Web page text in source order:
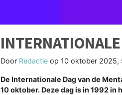
Door Redactie op 10 oktober 2025,
De Internationale Dag van de
10 oktober. Deze dag is in 1992